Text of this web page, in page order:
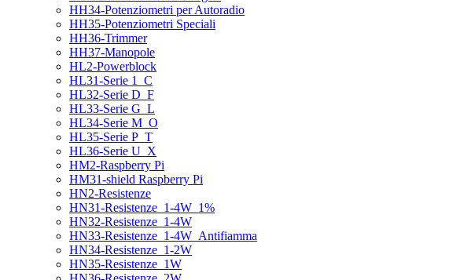
HH34-Potenziometri per Autoradio
HH35-Potenziometri Speciali
HH36-Trimmer
HH37-Manopole
HL2-Powerblock
HL31-Serie 1_C
HL32-Serie D_F
HL33-Serie G_L
HL34-Serie M_O
HL35-Serie P_T
HL36-Serie U_X
HM2-Raspberry Pi
HM31-shield Raspberry Pi
HN2-Resistenze
HN31-Resistenze_1-4W_1%
HN32-Resistenze_1-4W
HN33-Resistenze_1-4W_Antifiamma
HN34-Resistenze_1-2W
HN35-Resistenze_1W